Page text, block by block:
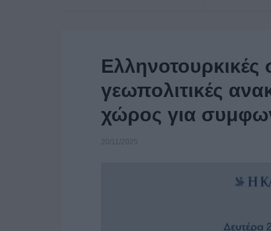
Ελληνοτουρκικές
γεωπολιτικές
χώρος για
20/11/2025